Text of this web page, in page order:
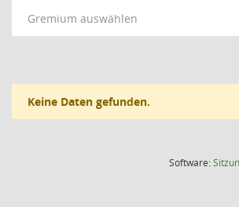
Gremium auswählen
Keine Daten gefunden.
Software: